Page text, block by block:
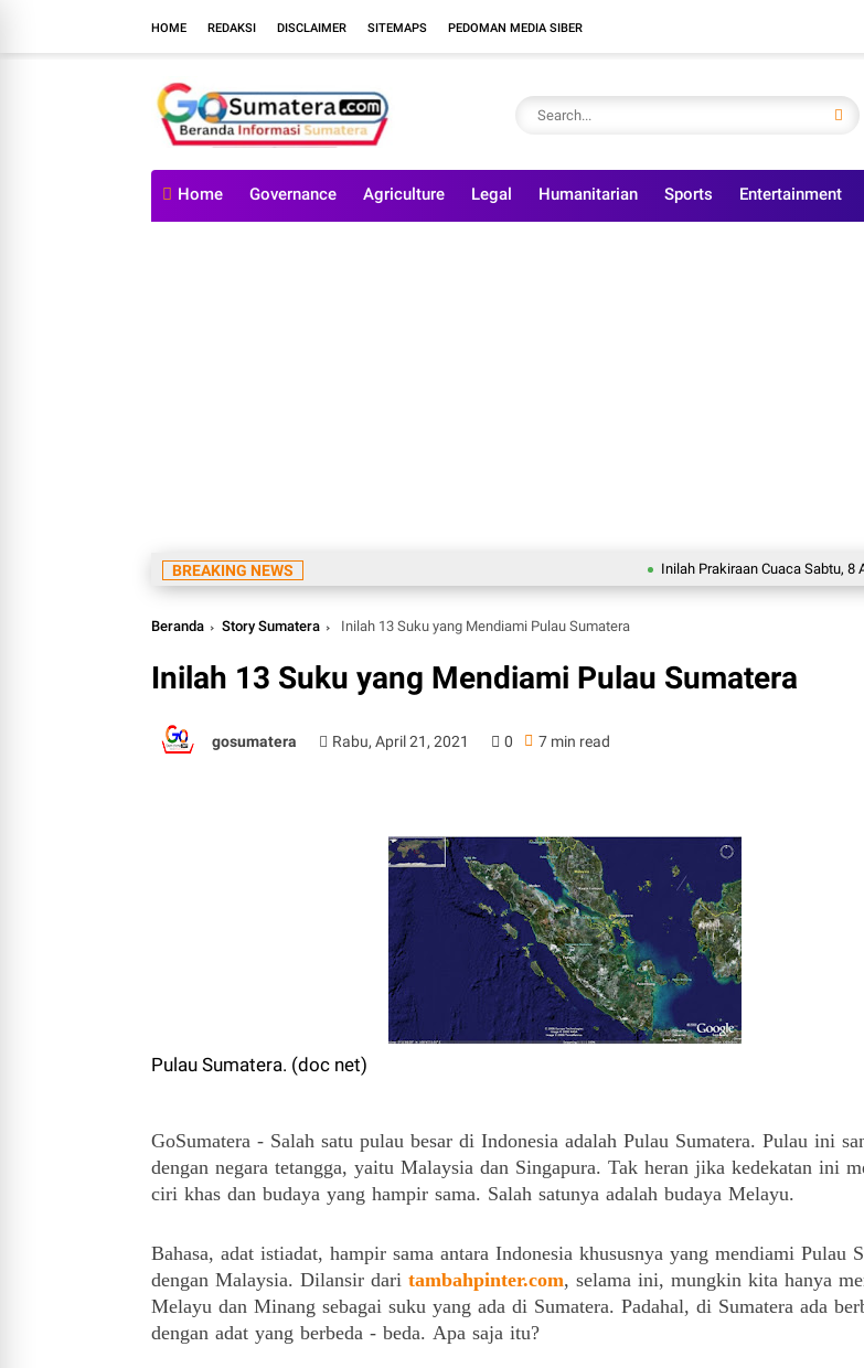
HOME REDAKSI DISCLAIMER SITEMAPS PEDOMAN MEDIA SIBER
Home Governance Agriculture Legal Humanitarian Sports Entertainment
BREAKING NEWS Inilah Prakiraan Cuaca Sabtu, 8 Agustus
Beranda Story Sumatera Inilah 13 Suku yang Mendiami Pulau Sumatera
Inilah 13 Suku yang Mendiami Pulau Sumatera
gosumatera Rabu, April 21, 2021 0 7 min read
Pulau Sumatera. (doc net)
GoSumatera - Salah satu pulau besar di Indonesia adalah Pulau Sumatera. Pulau ini
dengan negara tetangga, yaitu Malaysia dan Singapura. Tak heran jika kedekatan ini
ciri khas dan budaya yang hampir sama. Salah satunya adalah budaya Melayu.
Bahasa, adat istiadat, hampir sama antara Indonesia khususnya yang mendiami Pulau
dengan Malaysia. Dilansir dari tambahpinter.com, selama ini, mungkin kita hanya
Melayu dan Minang sebagai suku yang ada di Sumatera. Padahal, di Sumatera ada
dengan adat yang berbeda - beda. Apa saja itu?